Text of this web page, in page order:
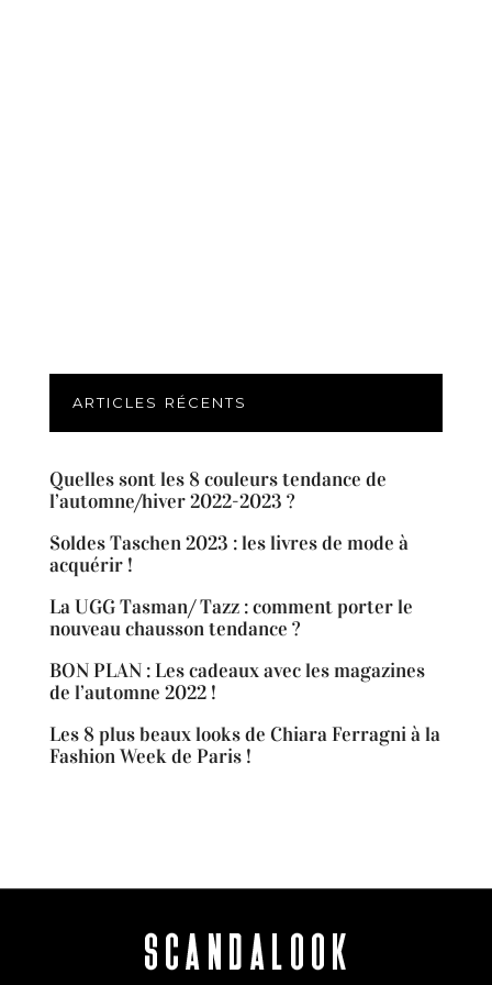
ARTICLES RÉCENTS
Quelles sont les 8 couleurs tendance de
l’automne/hiver 2022-2023 ?
Soldes Taschen 2023 : les livres de mode à
acquérir !
La UGG Tasman/ Tazz : comment porter le
nouveau chausson tendance ?
BON PLAN : Les cadeaux avec les magazines
de l’automne 2022 !
Les 8 plus beaux looks de Chiara Ferragni à la
Fashion Week de Paris !